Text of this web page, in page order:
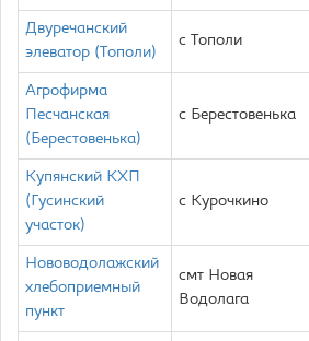
Двуречанский
элеватор (Тополи)
с Тополи
Агрофирма
Песчанская
(Берестовенька)
с Берестовенька
Купянский КХП
(Гусинский
участок)
с Курочкино
Нововодолажский
хлебоприемный
пункт
смт Новая
Водолага